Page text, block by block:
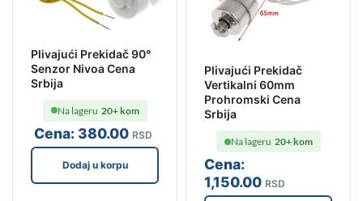
Plivajući Prekidač 90°
Senzor Nivoa Cena
Srbija
Cena:380.00 RSD
Na lageru 20+ kom
Dodaj u korpu
Plivajući Prekidač
Vertikalni 60mm
Prohromski Cena
Srbija
Cena:
1,150.00 RSD
Na lageru 20+ kom